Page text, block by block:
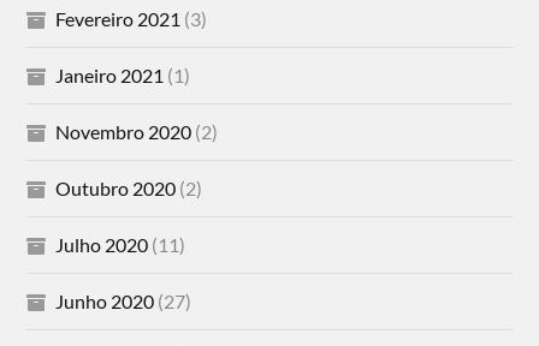
Fevereiro 2021 (3)
Janeiro 2021 (1)
Novembro 2020 (2)
Outubro 2020 (2)
Julho 2020 (11)
Junho 2020 (27)